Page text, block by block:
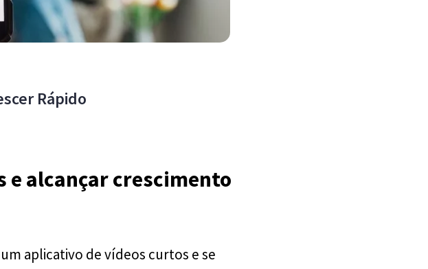
Rápido
e alcançar crescimento
aplicativo de vídeos curtos e se